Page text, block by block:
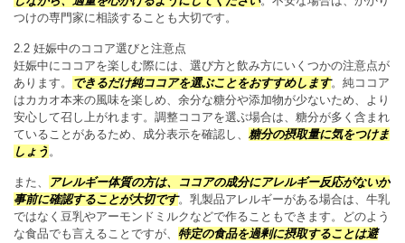
つけの専門家に相談することも大切です。
2.2 妊娠中のココア選びと注意点
妊娠中にココアを楽しむ際には、選び方と飲み方にいくつかの注意点が
あります。
できるだけ純ココアを選ぶことをおすすめします。純ココア
はカカオ本来の風味を楽しめ、余分な糖分や添加物が少ないため、より
安心して召し上がれます。調整ココアを選ぶ場合は、糖分が多く含まれ
ていることがあるため、成分表示を確認し、 糖分の摂取量に気をつけま
しょう 。
また、
アレルギー体質の方は、ココアの成分にアレルギー反応がないか
事前に確認することが大切です。乳製品アレルギーがある場合は、牛乳
ではなく豆乳やアーモンドミルクなどで作ることもできます。どのよう
な食品でも言えることですが、 特定の食品を過剰に摂取することは避